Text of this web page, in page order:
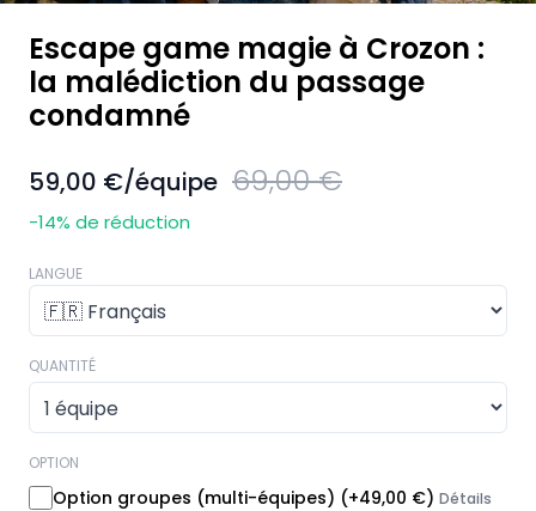
Escape game magie à Crozon :
la malédiction du passage
condamné
59,00 €/équipe 69,00 €
-14% de réduction
LANGUE
QUANTITÉ
OPTION
Option groupes (multi-équipes) (+49,00 €) Détails